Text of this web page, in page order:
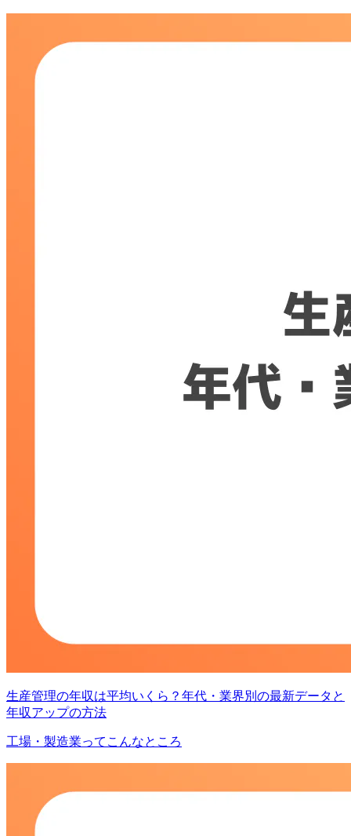
生産管理の年収は平均いくら？年代・業界別の最新データと
年収アップの方法
工場・製造業ってこんなところ